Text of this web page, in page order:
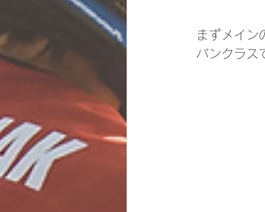
まずメイン
バンクラス